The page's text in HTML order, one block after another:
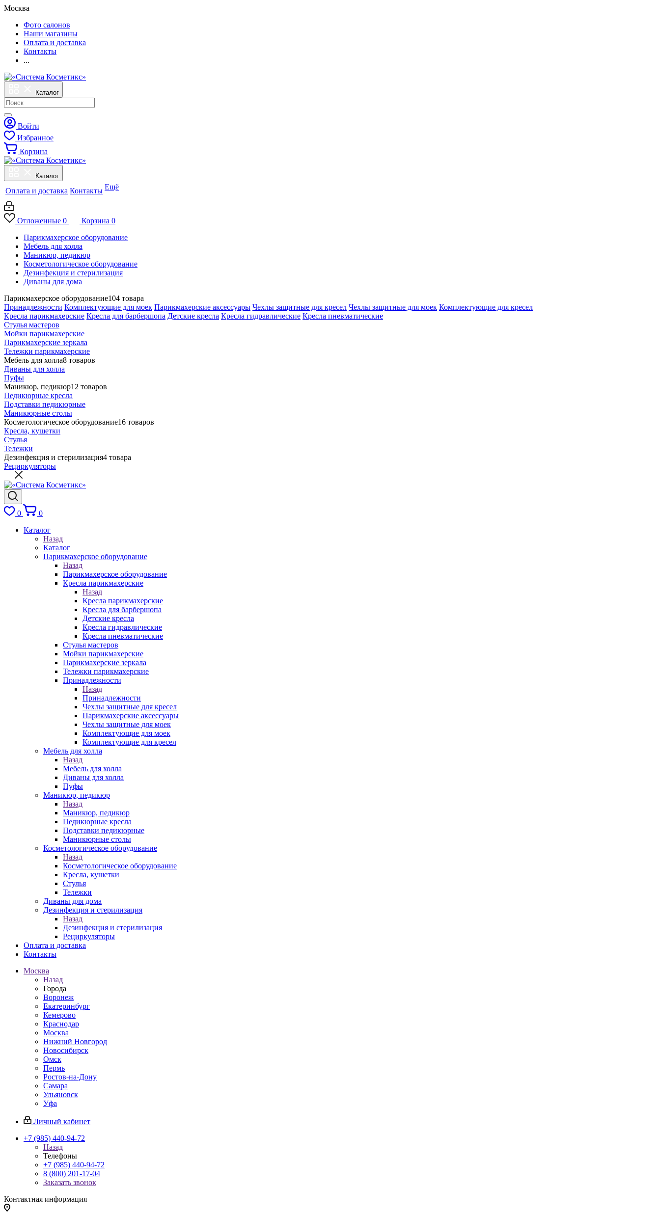
Москва
Фото салонов
Наши магазины
Оплата и доставка
Контакты
...
Каталог
Войти
Избранное
Корзина
Каталог
Оплата и доставка Контакты Ещё
Отложенные 0 Корзина 0
Парикмахерское оборудование
Мебель для холла
Маникюр, педикюр
Косметологическое оборудование
Дезинфекция и стерилизация
Диваны для дома
Парикмахерское оборудование104 товара
Принадлежности Комплектующие для моек Парикмахерские аксессуары Чехлы защитные для кресел Чехлы защитные для моек Комплектующие для кресел
Кресла парикмахерские Кресла для барбершопа Детские кресла Кресла гидравлические Кресла пневматические
Стулья мастеров
Мойки парикмахерские
Парикмахерские зеркала
Тележки парикмахерские
Мебель для холла8 товаров
Диваны для холла
Пуфы
Маникюр, педикюр12 товаров
Педикюрные кресла
Подставки педикюрные
Маникюрные столы
Косметологическое оборудование16 товаров
Кресла, кушетки
Стулья
Тележки
Дезинфекция и стерилизация4 товара
Рециркуляторы
0
0
Каталог
Назад
Каталог
Парикмахерское оборудование
Назад
Парикмахерское оборудование
Кресла парикмахерские
Назад
Кресла парикмахерские
Кресла для барбершопа
Детские кресла
Кресла гидравлические
Кресла пневматические
Стулья мастеров
Мойки парикмахерские
Парикмахерские зеркала
Тележки парикмахерские
Принадлежности
Назад
Принадлежности
Чехлы защитные для кресел
Парикмахерские аксессуары
Чехлы защитные для моек
Комплектующие для моек
Комплектующие для кресел
Мебель для холла
Назад
Мебель для холла
Диваны для холла
Пуфы
Маникюр, педикюр
Назад
Маникюр, педикюр
Педикюрные кресла
Подставки педикюрные
Маникюрные столы
Косметологическое оборудование
Назад
Косметологическое оборудование
Кресла, кушетки
Стулья
Тележки
Диваны для дома
Дезинфекция и стерилизация
Назад
Дезинфекция и стерилизация
Рециркуляторы
Оплата и доставка
Контакты
Москва
Назад
Города
Воронеж
Екатеринбург
Кемерово
Краснодар
Москва
Нижний Новгород
Новосибирск
Омск
Пермь
Ростов-на-Дону
Самара
Ульяновск
Уфа
Личный кабинет
+7 (985) 440-94-72
Назад
Телефоны
+7 (985) 440-94-72
8 (800) 201-17-04
Заказать звонок
Контактная информация